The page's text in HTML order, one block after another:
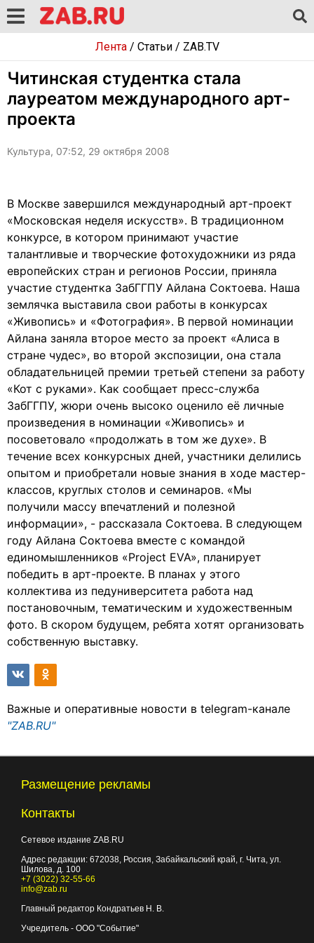
Лента/ Статьи/ ZAB.TV
Читинская студентка стала
лауреатом международного арт-
проекта
Культура, 07:52, 29 октября 2008
В Москве завершился международный арт-проект
«Московская неделя искусств». В традиционном
конкурсе, в котором принимают участие
талантливые и творческие фотохудожники из ряда
европейских стран и регионов России, приняла
участие студентка ЗабГГПУ Айлана Соктоева. Наша
землячка выставила свои работы в конкурсах
«Живопись» и «Фотография». В первой номинации
Айлана заняла второе место за проект «Алиса в
стране чудес», во второй экспозиции, она стала
обладательницей премии третьей степени за работу
«Кот с руками». Как сообщает пресс-служба
ЗабГГПУ, жюри очень высоко оценило её личные
произведения в номинации «Живопись» и
посоветовало «продолжать в том же духе». В
течение всех конкурсных дней, участники делились
опытом и приобретали новые знания в ходе мастер-
классов, круглых столов и семинаров. «Мы
получили массу впечатлений и полезной
информации», - рассказала Соктоева. В следующем
году Айлана Соктоева вместе с командой
единомышленников «Project EVA», планирует
победить в арт-проекте. В планах у этого
коллектива из педуниверситета работа над
постановочным, тематическим и художественным
фото. В скором будущем, ребята хотят организовать
собственную выставку.
Важные и оперативные новости в telegram-канале
"ZAB.RU"
Размещение рекламы
Контакты
Сетевое издание ZAB.RU
Адрес редакции: 672038, Россия, Забайкальский край, г. Чита, ул.
Шилова, д. 100
+7 (3022) 32-55-66
info@zab.ru
Главный редактор Кондратьев Н. В.
Учредитель - ООО "Событие"